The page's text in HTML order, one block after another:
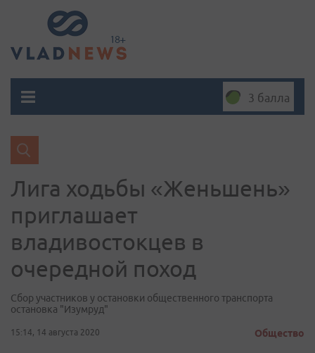
3 балла
Лига ходьбы «Женьшень»
приглашает
владивостокцев в
очередной поход
Сбор участников у остановки общественного транспорта
остановка "Изумруд"
15:14, 14 августа 2020 Общество